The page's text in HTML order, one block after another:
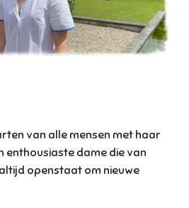
van alle mensen met haar
enthousiaste dame die van
openstaat om nieuwe